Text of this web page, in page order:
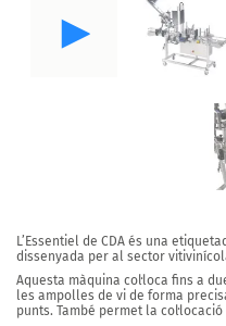
L’Essentiel de CDA és una
dissenyada per al sector
Aquesta màquina col·loca fins a
les ampolles de vi de forma
punts. També permet la